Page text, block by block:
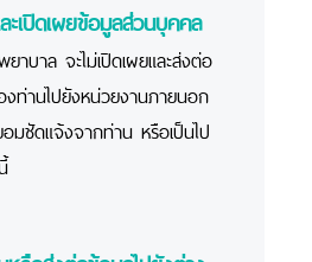
ะเปิดเผยข้อมูลส่วนบุคคล
ะไม่เปิดเผยและส่งต่อ
ท่านไปยังหน่วยงานภายนอก
มชัดแจ้งจากท่าน หรือเป็นไป